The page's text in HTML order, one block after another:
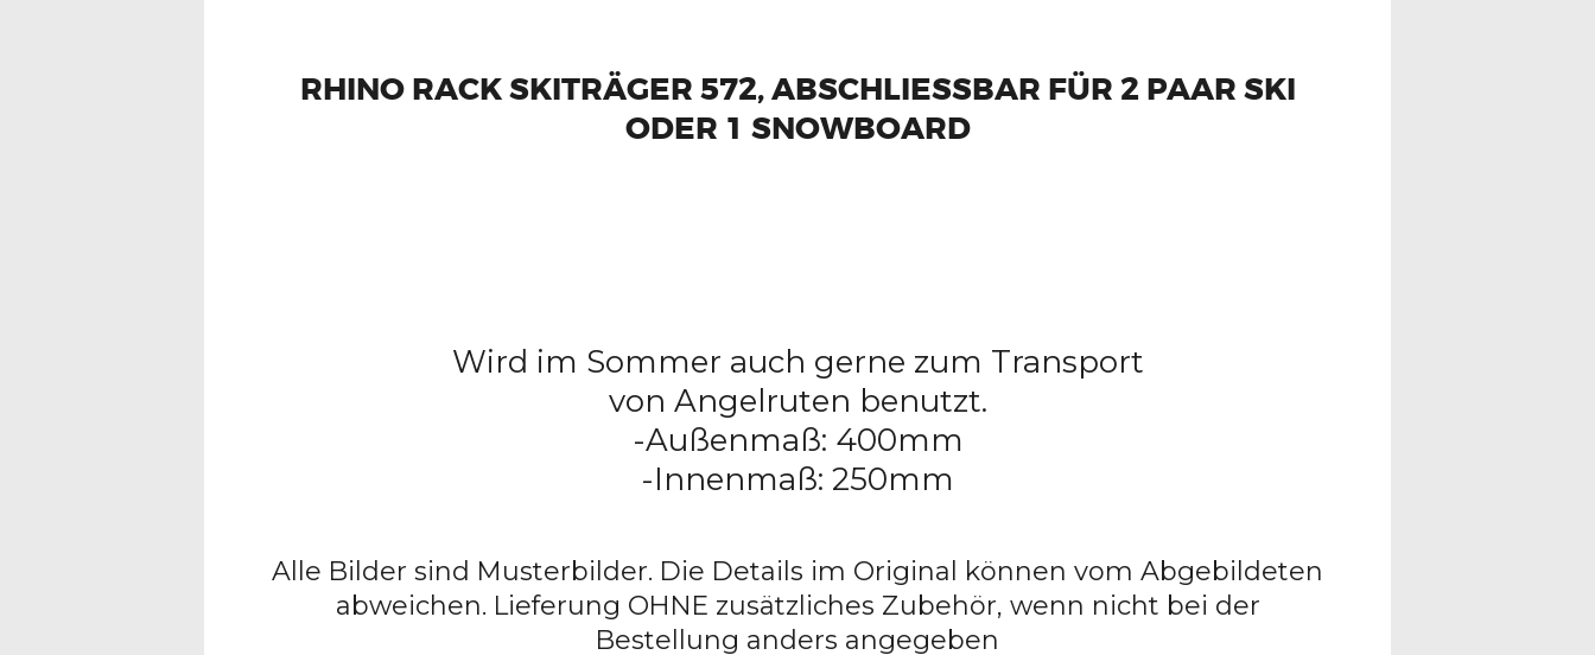
RHINO RACK SKITRÄGER 572, ABSCHLIESSBAR FÜR 2 PAAR SKI
ODER 1 SNOWBOARD
Wird im Sommer auch gerne zum Transport
von Angelruten benutzt.
-Außenmaß: 400mm
-Innenmaß: 250mm
Alle Bilder sind Musterbilder. Die Details im Original können vom Abgebildeten
abweichen. Lieferung OHNE zusätzliches Zubehör, wenn nicht bei der
Bestellung anders angegeben